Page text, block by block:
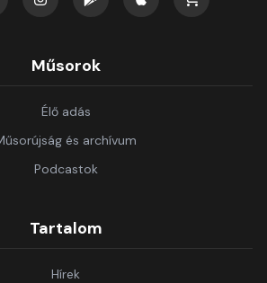
Műsorok
Élő adás
és archívum
Podcastok
Tartalom
Hírek